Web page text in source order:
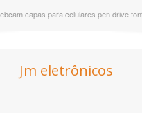
capas para celulares pen drive
Jm eletrônicos